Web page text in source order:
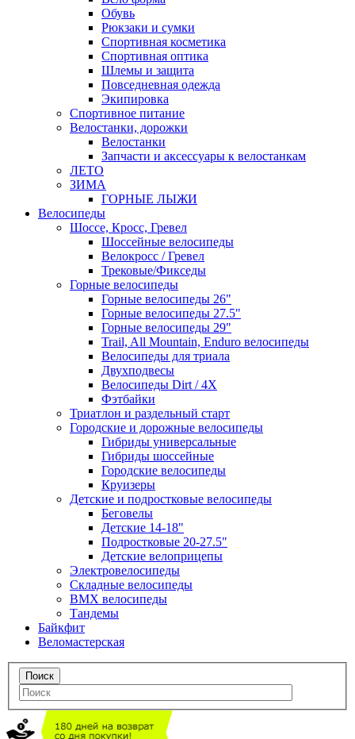
Обувь
Рюкзаки и сумки
Спортивная косметика
Спортивная оптика
Шлемы и защита
Повседневная одежда
Экипировка
Спортивное питание
Велостанки, дорожки
Велостанки
Запчасти и аксессуары к велостанкам
ЛЕТО
ЗИМА
ГОРНЫЕ ЛЫЖИ
Велосипеды
Шоссе, Кросс, Гревел
Шоссейные велосипеды
Велокросс / Гревел
Трековые/Фикседы
Горные велосипеды
Горные велосипеды 26"
Горные велосипеды 27.5"
Горные велосипеды 29"
Trail, All Mountain, Enduro велосипеды
Велосипеды для триала
Двухподвесы
Велосипеды Dirt / 4X
Фэтбайки
Триатлон и раздельный старт
Городские и дорожные велосипеды
Гибриды универсальные
Гибриды шоссейные
Городские велосипеды
Круизеры
Детские и подростковые велосипеды
Беговелы
Детские 14-18"
Подростковые 20-27.5"
Детские велоприцепы
Электровелосипеды
Складные велосипеды
BMX велосипеды
Тандемы
Байкфит
Веломастерская